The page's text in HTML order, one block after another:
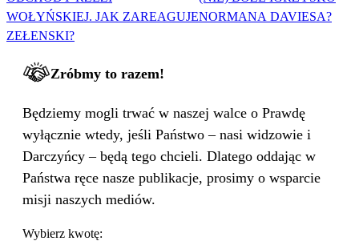
WOŁYŃSKIEJ. JAK ZAREAGUJE
ZEŁENSKI?
NORMANA DAVIESA?
Zróbmy to razem!
Będziemy mogli trwać w naszej walce o Prawdę
wyłącznie wtedy, jeśli Państwo – nasi widzowie i
Darczyńcy – będą tego chcieli. Dlatego oddając w
Państwa ręce nasze publikacje, prosimy o wsparcie
misji naszych mediów.
Wybierz kwotę: